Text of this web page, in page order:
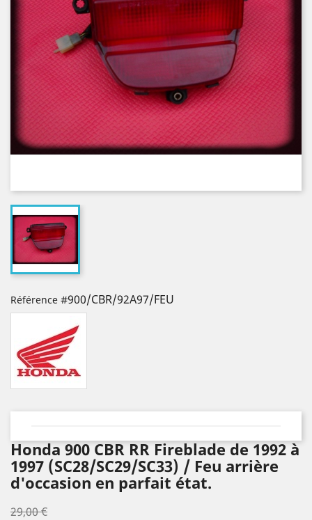
Référence #900/CBR/92A97/FEU
Honda 900 CBR RR Fireblade de 1992 à
1997 (SC28/SC29/SC33) / Feu arrière
d'occasion en parfait état.
29,00 €